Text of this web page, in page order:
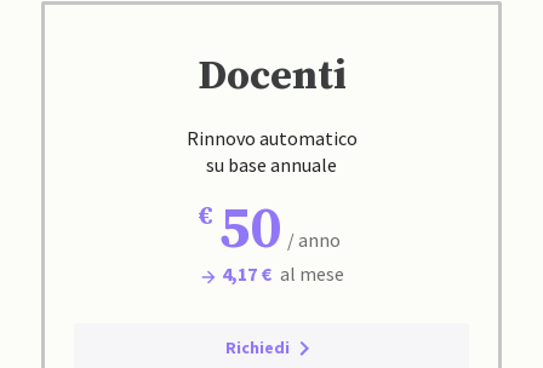
Docenti
Rinnovo automatico
su base annuale
50 / anno
4,17 € al mese
Richiedi